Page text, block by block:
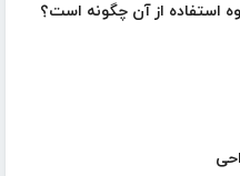
استفاده از آن چگونه است؟